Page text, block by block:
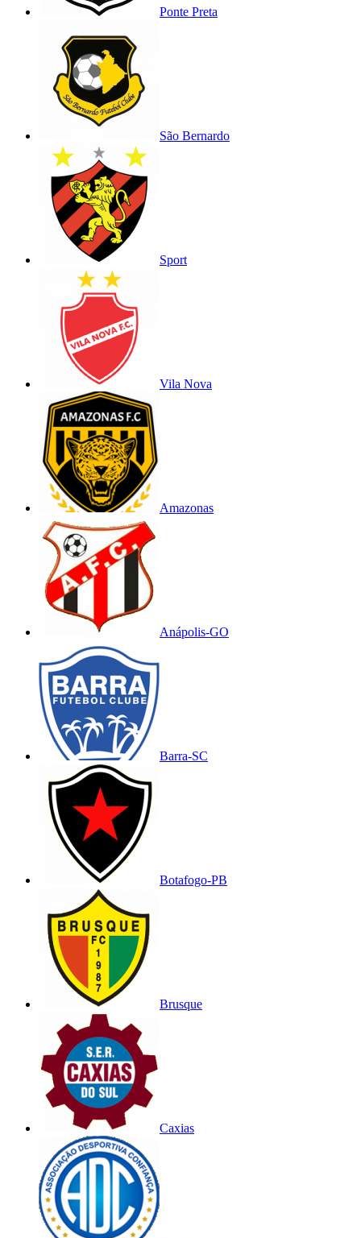
Ponte Preta
São Bernardo
Sport
Vila Nova
Amazonas
Anápolis-GO
Barra-SC
Botafogo-PB
Brusque
Caxias